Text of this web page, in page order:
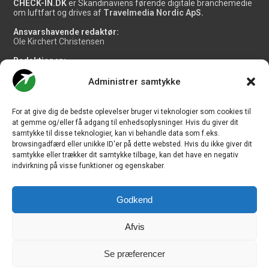
Administrer samtykke
For at give dig de bedste oplevelser bruger vi teknologier som cookies til
at gemme og/eller få adgang til enhedsoplysninger. Hvis du giver dit
samtykke til disse teknologier, kan vi behandle data som f.eks.
browsingadfærd eller unikke ID'er på dette websted. Hvis du ikke giver dit
samtykke eller trækker dit samtykke tilbage, kan det have en negativ
indvirkning på visse funktioner og egenskaber.
Godkend
Afvis
Se præferencer
CHECK-IN.DK er Skandinaviens førende digitale branchemedie
om luftfart og drives af Travelmedia Nordic ApS.
Ansvarshavende redaktør:
Ole Kirchert Christensen
Redaktionen:
Christian Granhøj Skouboe
Henrik Baumgarten
Danny Longhi Andreasen
Salg og jobannoncer:
salg@travelmedianordic.com
Vi tager ansvar for indholdet og er tilmeldt